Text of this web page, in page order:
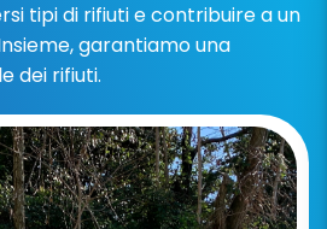
tipi di rifiuti e contribuire a un
garantiamo una
dei rifiuti.